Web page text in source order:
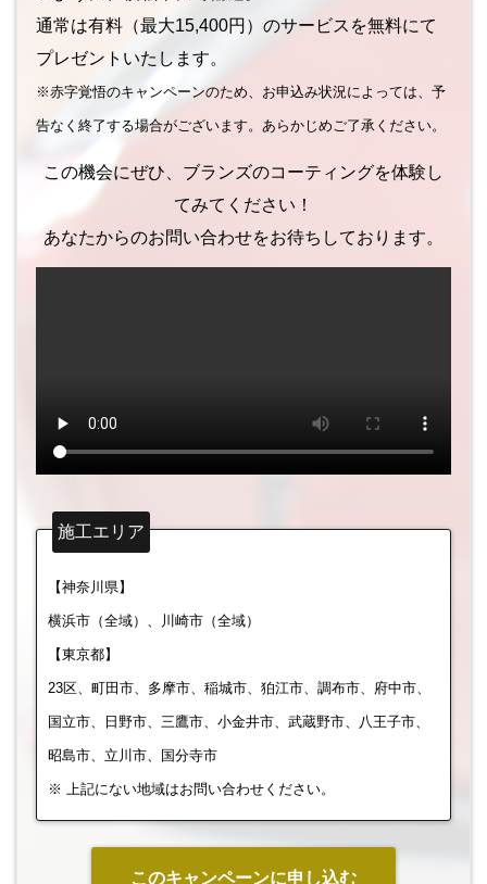
通常は有料（最大15,400円）のサービスを無料にて
プレゼントいたします。
※赤字覚悟のキャンペーンのため、お申込み状況によっては、予
告なく終了する場合がございます。あらかじめご了承ください。
この機会にぜひ、ブランズのコーティングを体験し
てみてください！
あなたからのお問い合わせをお待ちしております。
施工エリア
【神奈川県】
横浜市（全域）、川崎市（全域）
【東京都】
23区、町田市、多摩市、稲城市、狛江市、調布市、府中市、
国立市、日野市、三鷹市、小金井市、武蔵野市、八王子市、
昭島市、立川市、国分寺市
※ 上記にない地域はお問い合わせください。
このキャンペーンに申し込む